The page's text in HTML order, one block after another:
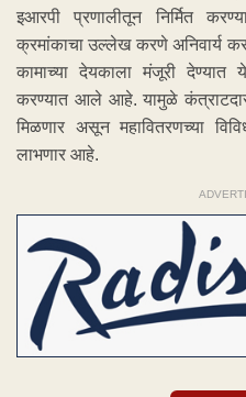
इआरपी प्रणालीतून निर्मित
क्रमांकाचा उल्लेख करणे अनिवार्य
कामाच्या देयकाला मंजूरी देण्यात
करण्यात आले आहे. यामुळे
मिळणार असून महावितरणच्या
लाभणार आहे.